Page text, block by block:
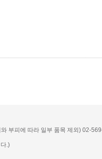
부피에 따라 일부 품목 제외) 02-
.)